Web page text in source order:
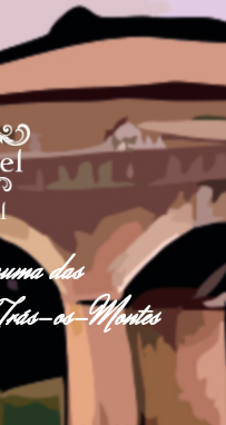
das
os-Montes